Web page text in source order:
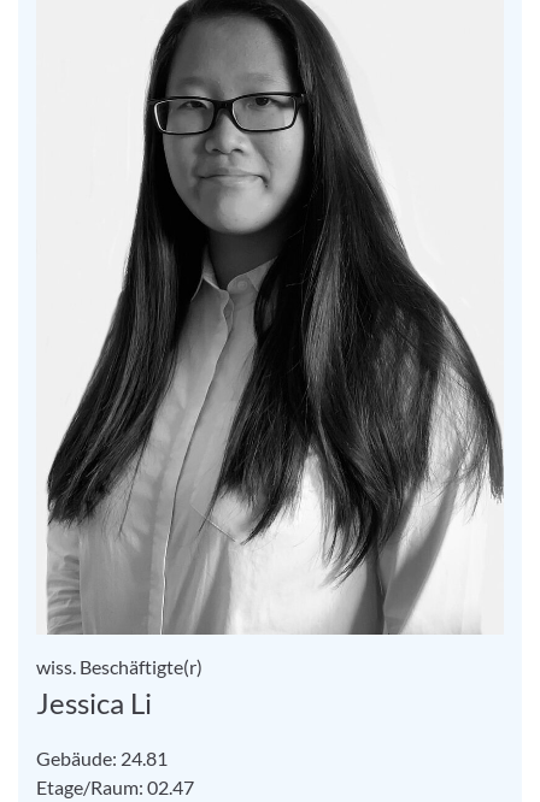
wiss. Beschäftigte(r)
Jessica Li
Gebäude: 24.81
Etage/Raum: 02.47